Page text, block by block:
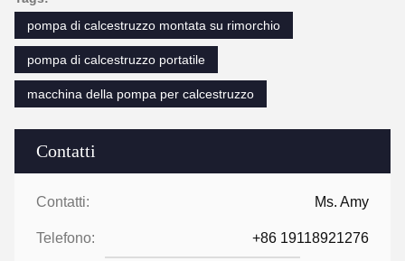
Contatti
Contatti: Ms. Amy
Telefono: +86 19118921276
pompa di calcestruzzo montata su rimorchio
pompa di calcestruzzo portatile
macchina della pompa per calcestruzzo